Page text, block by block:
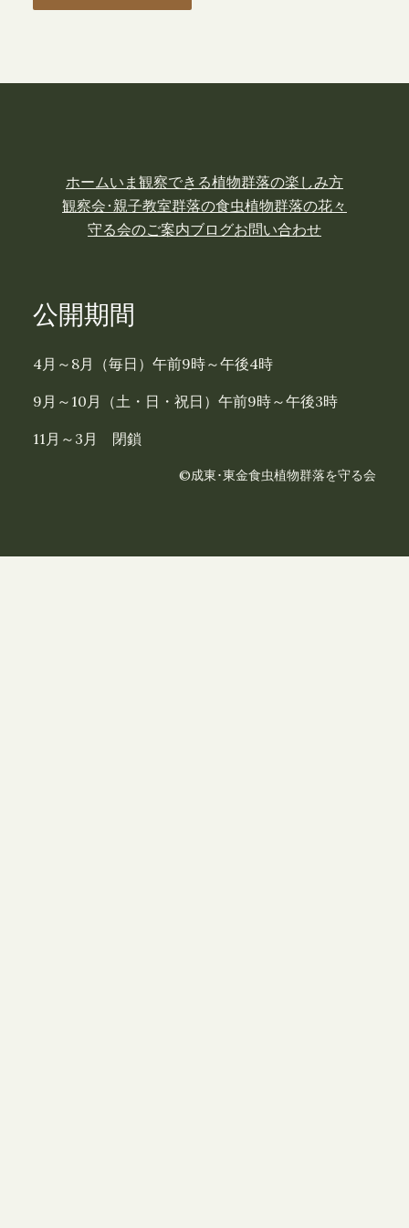
ホームいま観察できる植物群落の楽しみ方
観察会･親子教室群落の食虫植物群落の花々
守る会のご案内ブログお問い合わせ
公開期間
4月～8月（毎日）午前9時～午後4時
9月～10月（土・日・祝日）午前9時～午後3時
11月～3月 閉鎖
©成東･東金食虫植物群落を守る会